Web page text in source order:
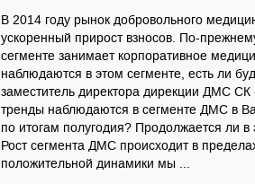
В 2014 году рынок добровольного
ускоренный прирост взносов. По-
сегменте занимает корпоративное
наблюдаются в этом сегменте, есть ли
заместитель директора дирекции ДМС
тренды наблюдаются в сегменте ДМС в
по итогам полугодия? Продолжается ли
Рост сегмента ДМС происходит в
положительной динамики мы ...